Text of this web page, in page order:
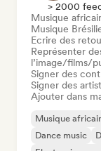
> 2000
Musique
Musique
Ecrire des
Représenter
l’image/films/
Signer des
Signer des
Ajouter dans
Musique
Dance music